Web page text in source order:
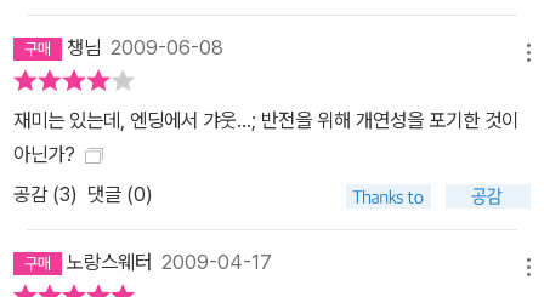
는 크라임 스릴러의 마스터 마이클 코넬리의 이 초기 걸작을 통해 헤
어나올 수 없는 그의 세계에 입문해보길.
챙님 2009-06-08
재미는 있는데, 엔딩에서 갸웃...; 반전을 위해 개연성을 포기한 것이
아닌가?
공감 (3) 댓글 (0)
노랑스웨터 2009-04-17